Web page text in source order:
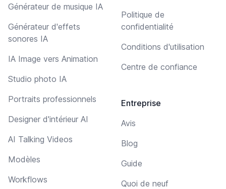
Générateur de musique IA
Générateur d'effets
sonores IA
IA Image vers Animation
Studio photo IA
Portraits professionnels
Designer d'intérieur AI
AI Talking Videos
Modèles
Workflows
Politique de
confidentialité
Conditions d'utilisation
Centre de confiance
Entreprise
Avis
Blog
Guide
Quoi de neuf